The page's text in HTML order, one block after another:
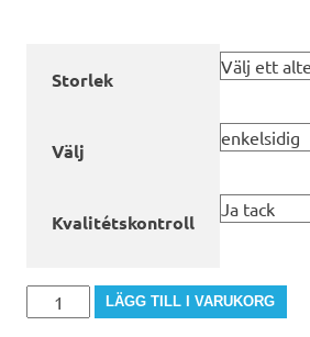
Storlek
Välj
Kvalitétskontroll
studentskylt-
17
LÄGG TILL I VARUKORG